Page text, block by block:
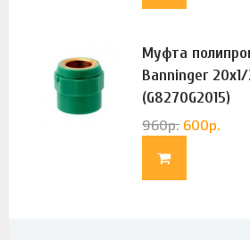
Муфта
Banninger
(G8270G2015)
960р. 600р.